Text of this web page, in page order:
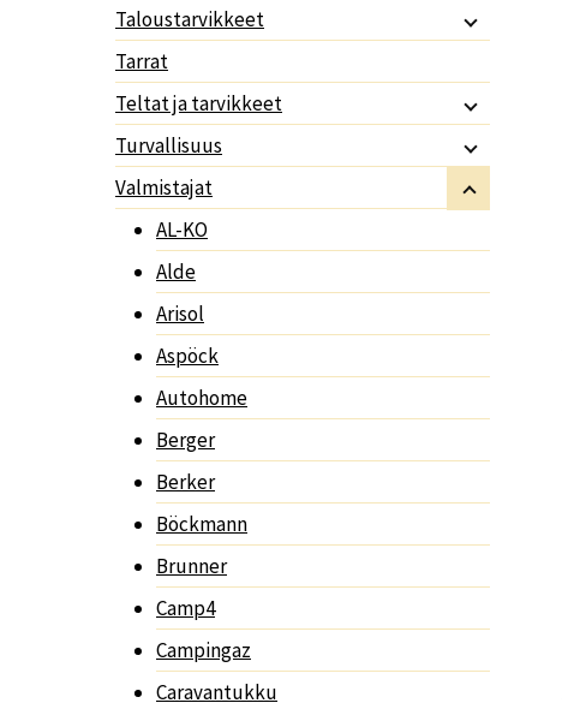
Taloustarvikkeet
Tarrat
Teltat ja tarvikkeet
Turvallisuus
Valmistajat
AL-KO
Alde
Arisol
Aspöck
Autohome
Berger
Berker
Böckmann
Brunner
Camp4
Campingaz
Caravantukku